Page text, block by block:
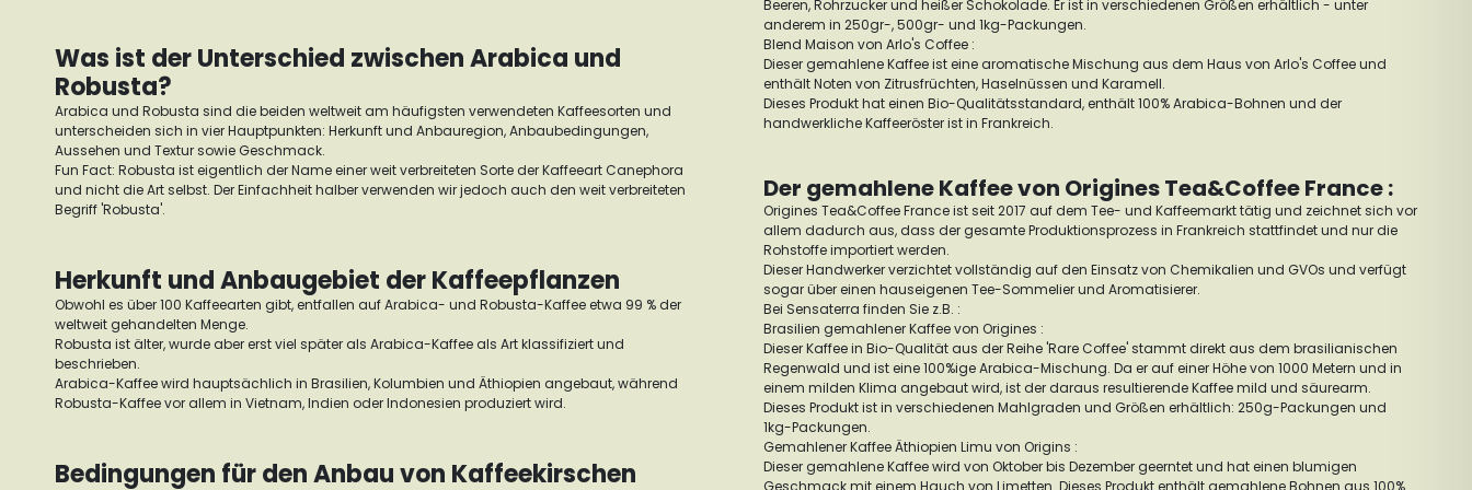
Was ist der Unterschied zwischen Arabica und
Robusta?
Arabica und Robusta sind die beiden weltweit am häufigsten verwendeten Kaffeesorten und
unterscheiden sich in vier Hauptpunkten: Herkunft und Anbauregion, Anbaubedingungen,
Aussehen und Textur sowie Geschmack.
Fun Fact: Robusta ist eigentlich der Name einer weit verbreiteten Sorte der Kaffeeart Canephora
und nicht die Art selbst. Der Einfachheit halber verwenden wir jedoch auch den weit verbreiteten
Begriff 'Robusta'.
Herkunft und Anbaugebiet der Kaffeepflanzen
Obwohl es über 100 Kaffeearten gibt, entfallen auf Arabica- und Robusta-Kaffee etwa 99 % der
weltweit gehandelten Menge.
Robusta ist älter, wurde aber erst viel später als Arabica-Kaffee als Art klassifiziert und
beschrieben.
Arabica-Kaffee wird hauptsächlich in Brasilien, Kolumbien und Äthiopien angebaut, während
Robusta-Kaffee vor allem in Vietnam, Indien oder Indonesien produziert wird.
Bedingungen für den Anbau von Kaffeekirschen
Beeren, Rohrzucker und heißer Schokolade. Er ist in verschiedenen Größen erhältlich - unter
anderem in 250gr-, 500gr- und 1kg-Packungen.
Blend Maison von Arlo's Coffee :
Dieser gemahlene Kaffee ist eine aromatische Mischung aus dem Haus von Arlo's Coffee und
enthält Noten von Zitrusfrüchten, Haselnüssen und Karamell.
Dieses Produkt hat einen Bio-Qualitätsstandard, enthält 100% Arabica-Bohnen und der
handwerkliche Kaffeeröster ist in Frankreich.
Der gemahlene Kaffee von Origines Tea&Coffee France :
Origines Tea&Coffee France ist seit 2017 auf dem Tee- und Kaffeemarkt tätig und zeichnet sich vor
allem dadurch aus, dass der gesamte Produktionsprozess in Frankreich stattfindet und nur die
Rohstoffe importiert werden.
Dieser Handwerker verzichtet vollständig auf den Einsatz von Chemikalien und GVOs und verfügt
sogar über einen hauseigenen Tee-Sommelier und Aromatisierer.
Bei Sensaterra finden Sie z.B. :
Brasilien gemahlener Kaffee von Origines :
Dieser Kaffee in Bio-Qualität aus der Reihe 'Rare Coffee' stammt direkt aus dem brasilianischen
Regenwald und ist eine 100%ige Arabica-Mischung. Da er auf einer Höhe von 1000 Metern und in
einem milden Klima angebaut wird, ist der daraus resultierende Kaffee mild und säurearm.
Dieses Produkt ist in verschiedenen Mahlgraden und Größen erhältlich: 250g-Packungen und
1kg-Packungen.
Gemahlener Kaffee Äthiopien Limu von Origins :
Dieser gemahlene Kaffee wird von Oktober bis Dezember geerntet und hat einen blumigen
Geschmack mit einem Hauch von Limetten. Dieses Produkt enthält gemahlene Bohnen aus 100%